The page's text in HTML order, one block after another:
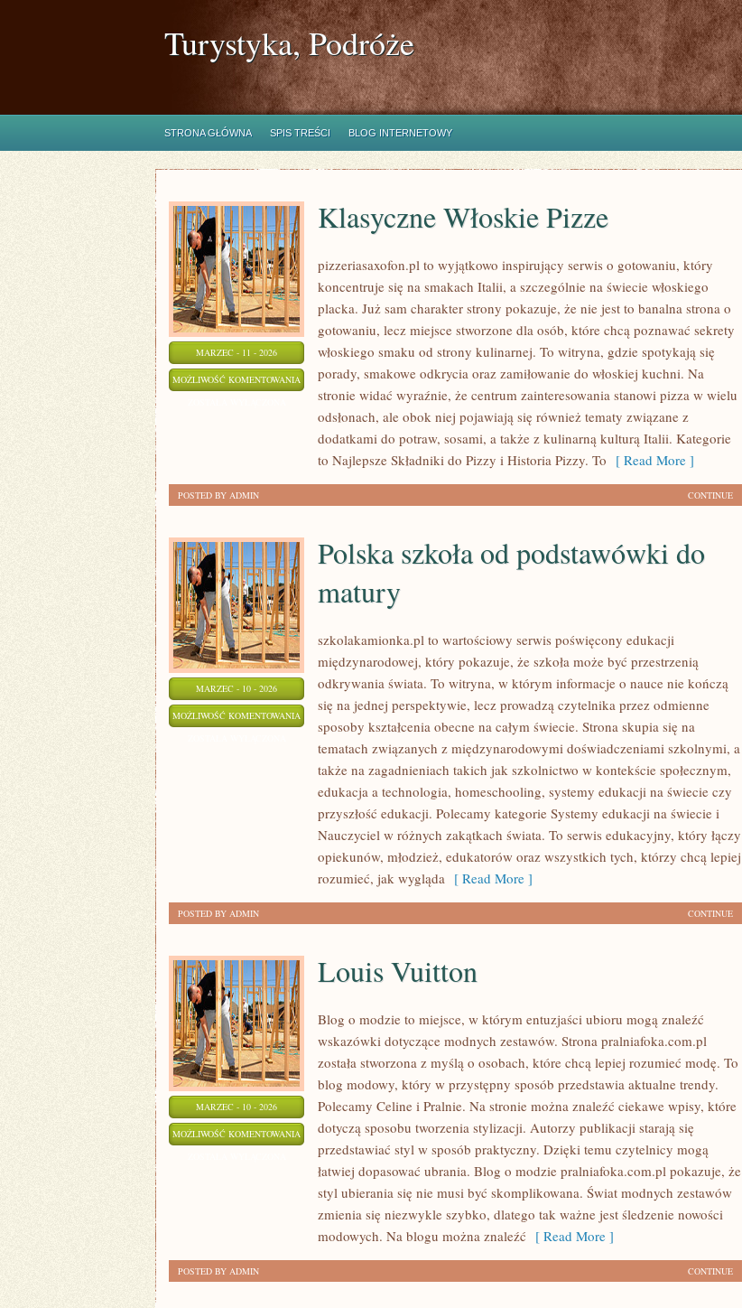
Turystyka, Podróże
STRONA GŁÓWNA SPIS TREŚCI BLOG INTERNETOWY
MARZEC - 11 - 2026
MOŻLIWOŚĆ KOMENTOWANIA KLASYCZNE
WŁOSKIE
PIZZE
Klasyczne Włoskie Pizze
pizzeriasaxofon.pl to wyjątkowo inspirujący serwis o gotowaniu, który
koncentruje się na smakach Italii, a szczególnie na świecie włoskiego
placka. Już sam charakter strony pokazuje, że nie jest to banalna strona o
gotowaniu, lecz miejsce stworzone dla osób, które chcą poznawać sekrety
włoskiego smaku od strony kulinarnej. To witryna, gdzie spotykają się
porady, smakowe odkrycia oraz zamiłowanie do włoskiej kuchni. Na
stronie widać wyraźnie, że centrum zainteresowania stanowi pizza w wielu
odsłonach, ale obok niej pojawiają się również tematy związane z
dodatkami do potraw, sosami, a także z kulinarną kulturą Italii. Kategorie
to Najlepsze Składniki do Pizzy i Historia Pizzy. To [ Read More ]
CONTINUE
POSTED BY ADMIN
MARZEC - 10 - 2026
MOŻLIWOŚĆ KOMENTOWANIA POLSKA
SZKOŁA
Polska szkoła od podstawówki do
matury
szkolakamionka.pl to wartościowy serwis poświęcony edukacji
międzynarodowej, który pokazuje, że szkoła może być przestrzenią
odkrywania świata. To witryna, w którym informacje o nauce nie kończą
się na jednej perspektywie, lecz prowadzą czytelnika przez odmienne
sposoby kształcenia obecne na całym świecie. Strona skupia się na
tematach związanych z międzynarodowymi doświadczeniami szkolnymi, a
także na zagadnieniach takich jak szkolnictwo w kontekście społecznym,
edukacja a technologia, homeschooling, systemy edukacji na świecie czy
przyszłość edukacji. Polecamy kategorie Systemy edukacji na świecie i
Nauczyciel w różnych zakątkach świata. To serwis edukacyjny, który łączy
opiekunów, młodzież, edukatorów oraz wszystkich tych, którzy chcą lepiej
rozumieć, jak wygląda [ Read More ]
CONTINUE
POSTED BY ADMIN
MARZEC - 10 - 2026
MOŻLIWOŚĆ KOMENTOWANIA LOUIS
VUITTON
Louis Vuitton
Blog o modzie to miejsce, w którym entuzjaści ubioru mogą znaleźć
wskazówki dotyczące modnych zestawów. Strona pralniafoka.com.pl
została stworzona z myślą o osobach, które chcą lepiej rozumieć modę. To
blog modowy, który w przystępny sposób przedstawia aktualne trendy.
Polecamy Celine i Pralnie. Na stronie można znaleźć ciekawe wpisy, które
dotyczą sposobu tworzenia stylizacji. Autorzy publikacji starają się
przedstawiać styl w sposób praktyczny. Dzięki temu czytelnicy mogą
łatwiej dopasować ubrania. Blog o modzie pralniafoka.com.pl pokazuje, że
styl ubierania się nie musi być skomplikowana. Świat modnych zestawów
zmienia się niezwykle szybko, dlatego tak ważne jest śledzenie nowości
modowych. Na blogu można znaleźć [ Read More ]
CONTINUE
POSTED BY ADMIN